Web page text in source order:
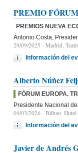
PREMIO
PREMIOS NUEVA
Antonio Costa,
29/09/2025 - Madrid,
Información del
Alberto Núñez
FÓRUM EUROPA.
Presidente Nacional
04/03/2026 - Bilbao, Hotel
Información del
Javier de Andrés